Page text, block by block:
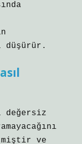
düşürür.
değersiz
ve